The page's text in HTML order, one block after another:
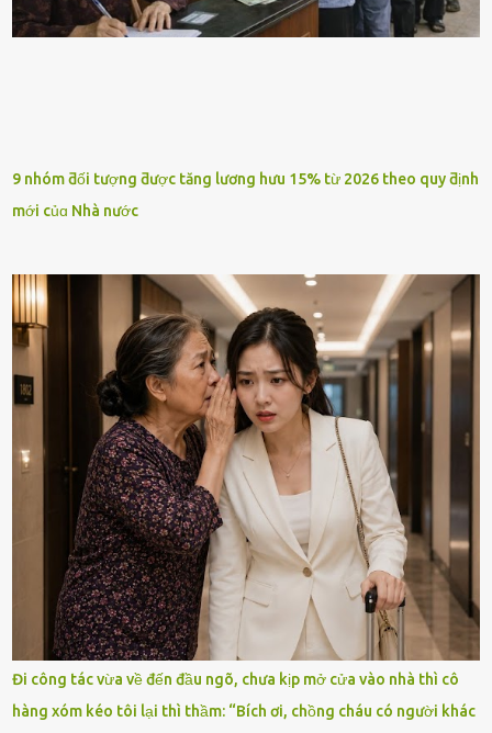
9 nhóm ƌối tượng ƌược tăng lương hưu 15% từ 2026 theo quy ƌịnh
mới củɑ Nhà nước
Đi công tác vừa về đến đầu ngõ, chưa kịp mở cửa vào nhà thì cô
hàng xóm kéo tôi lại thì thầm: “Bích ơi, chồng cháu có người khác